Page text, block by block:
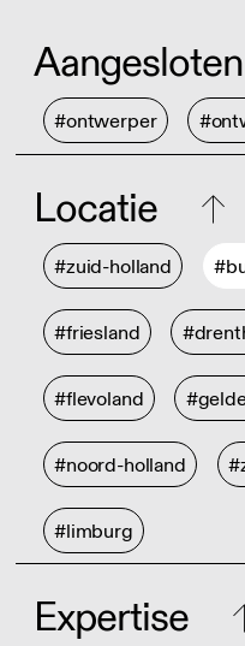
#ontwerper
Locatie
#zuid-holland
#friesland
#flevoland
#noord-holland
#limburg
Expertise